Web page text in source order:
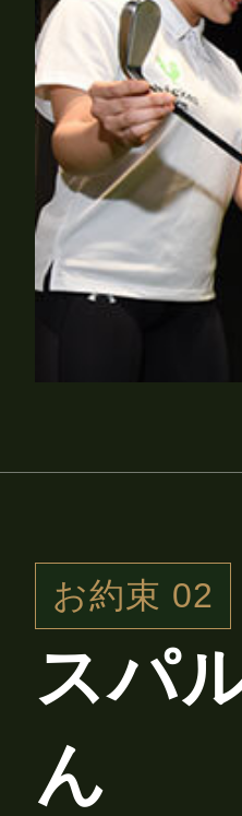
お約束 02
スパ
ん